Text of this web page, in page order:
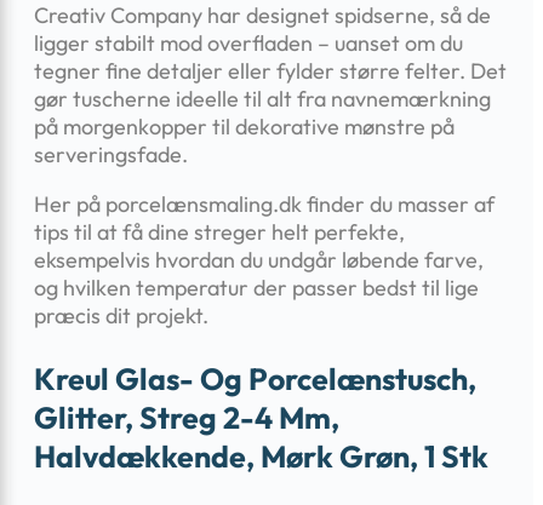
Creativ Company har designet spidserne, så de
ligger stabilt mod overfladen – uanset om du
tegner fine detaljer eller fylder større felter. Det
gør tuscherne ideelle til alt fra navnemærkning
på morgenkopper til dekorative mønstre på
serveringsfade.
Her på porcelænsmaling.dk finder du masser af
tips til at få dine streger helt perfekte,
eksempelvis hvordan du undgår løbende farve,
og hvilken temperatur der passer bedst til lige
præcis dit projekt.
Kreul Glas- Og Porcelænstusch,
Glitter, Streg 2-4 Mm,
Halvdækkende, Mørk Grøn, 1 Stk